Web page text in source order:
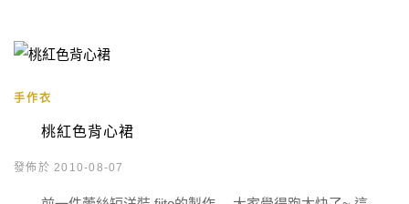
手作衣
桃紅色背心裙
發佈於 2010-08-07